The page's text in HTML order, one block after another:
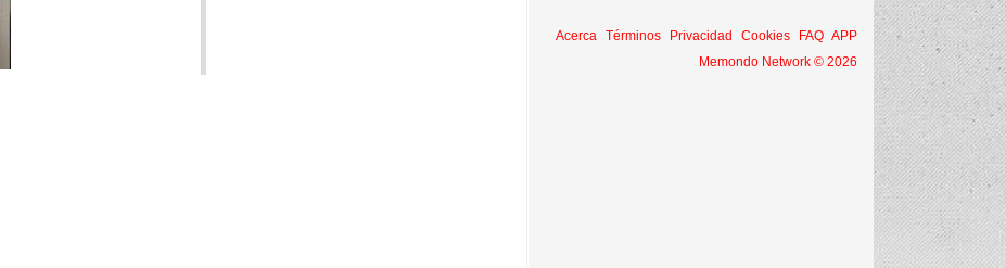
Acerca Términos Privacidad Cookies FAQ APP
Memondo Network © 2026